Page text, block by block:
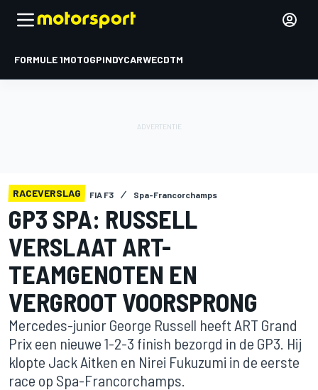
FORMULE 1MOTOGPINDYCARWECDTM
RACEVERSLAG FIA F3 Spa-Francorchamps
GP3 SPA: RUSSELL
VERSLAAT ART-
TEAMGENOTEN EN
VERGROOT VOORSPRONG
Mercedes-junior George Russell heeft ART Grand
Prix een nieuwe 1-2-3 finish bezorgd in de GP3. Hij
klopte Jack Aitken en Nirei Fukuzumi in de eerste
race op Spa-Francorchamps.